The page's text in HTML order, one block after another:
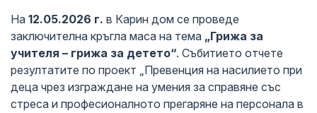
На 12.05.2026 г. в Карин дом се проведе
заключителна кръгла маса на тема „Грижа за
учителя – грижа за детето“. Събитието отчете
резултатите по проект „Превенция на насилието при
деца чрез изграждане на умения за справяне със
стреса и професионалното прегаряне на персонала в